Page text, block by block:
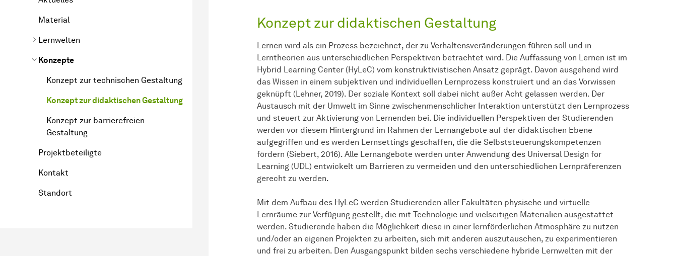
Material
Lernwelten
Konzepte
Konzept zur technischen Gestaltung
Konzept zur didaktischen Gestaltung
Konzept zur barrierefreien
Gestaltung
Projektbeteiligte
Kontakt
Standort
Konzept zur didaktischen Gestaltung
Lernen wird als ein Prozess bezeichnet, der zu Verhaltensveränderungen führen soll und in
Lerntheorien aus unterschiedlichen Perspektiven betrachtet wird. Die Auffassung von Lernen ist im
Hybrid Learning Center (HyLeC) vom konstruktivistischen Ansatz geprägt. Davon ausgehend wird
das Wissen in einem subjektiven und individuellen Lernprozess konstruiert und an das Vorwissen
geknüpft (Lehner, 2019). Der soziale Kontext soll dabei nicht außer Acht gelassen werden. Der
Austausch mit der Umwelt im Sinne zwischenmenschlicher Interaktion unterstützt den Lernprozess
und steuert zur Aktivierung von Lernenden bei. Die individuellen Perspektiven der Studierenden
werden vor diesem Hintergrund im Rahmen der Lernangebote auf der didaktischen Ebene
aufgegriffen und es werden Lernsettings geschaffen, die die Selbststeuerungskompetenzen
fördern (Siebert, 2016). Alle Lernangebote werden unter Anwendung des Universal Design for
Learning (UDL) entwickelt um Barrieren zu vermeiden und den unterschiedlichen Lernpräferenzen
gerecht zu werden.
Mit dem Aufbau des HyLeC werden Studierenden aller Fakultäten physische und virtuelle
Lernräume zur Verfügung gestellt, die mit Technologie und vielseitigen Materialien ausgestattet
werden. Studierende haben die Möglichkeit diese in einer lernförderlichen Atmosphäre zu nutzen
und/oder an eigenen Projekten zu arbeiten, sich mit anderen auszutauschen, zu experimentieren
und frei zu arbeiten. Den Ausgangspunkt bilden sechs verschiedene hybride Lernwelten mit der